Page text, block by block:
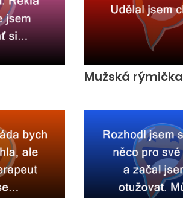
Mužská rýmička